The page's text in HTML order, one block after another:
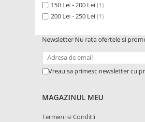
1.5.6. Răcire
1.5.8. Esapamente
1.5.9. Chiulasa si supape
1.5.10. Distributie si accesorii
150 Lei - 200 Lei(1)
200 Lei - 250 Lei(1)
Newsletter Nu rata ofertele si
Vreau sa primesc newsletter cu
MAGAZINUL MEU
Termeni si Conditii